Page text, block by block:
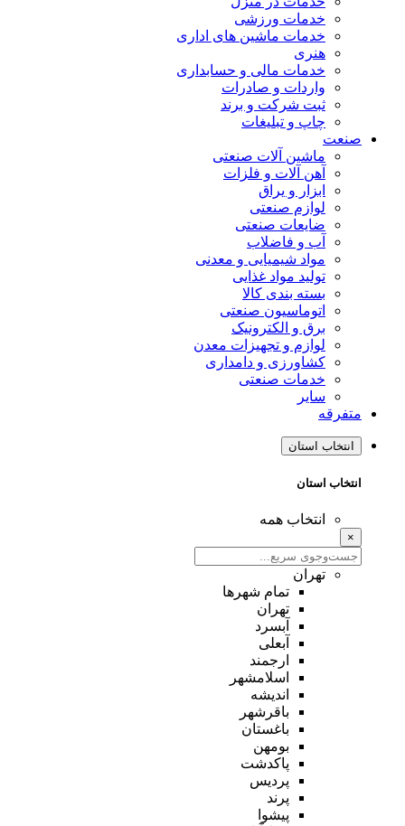
خدمات ورزشی
خدمات ماشین های اداری
هنری
خدمات مالی و حسابداری
واردات و صادرات
ثبت شرکت و برند
چاپ و تبلیغات
صنعت
ماشین آلات صنعتی
آهن آلات و فلزات
ابزار و یراق
لوازم صنعتی
ضایعات صنعتی
آب و فاضلاب
مواد شیمیایی و معدنی
تولید مواد غذایی
بسته بندی کالا
اتوماسیون صنعتی
برق و الکترونیک
لوازم و تجهیزات معدن
کشاورزی و دامداری
خدمات صنعتی
سایر
متفرقه
انتخاب استان
انتخاب استان
انتخاب همه
×
تهران
تمام شهر‌ها
تهران
آبسرد
آبعلی
ارجمند
اسلامشهر
اندیشه
باقرشهر
باغستان
بومهن
پاکدشت
پردیس
پرند
پیشوا